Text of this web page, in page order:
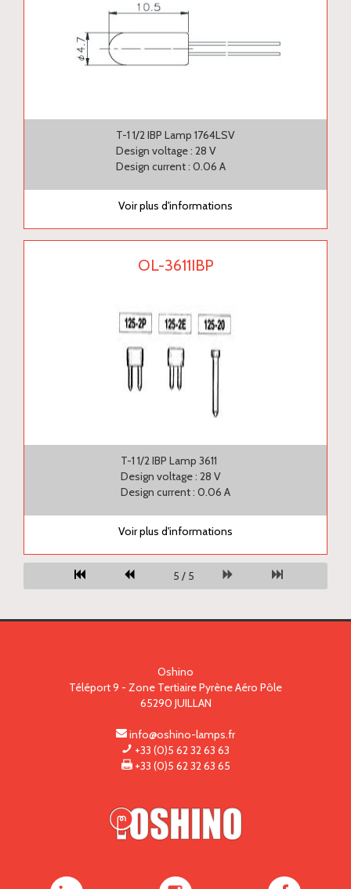
T-1 1/2 IBP Lamp 1764LSV
Design voltage : 28 V
Design current : 0.06 A
Voir plus d'informations
OL-3611IBP
T-1 1/2 IBP Lamp 3611
Design voltage : 28 V
Design current : 0.06 A
Voir plus d'informations
5 / 5
Oshino
Téléport 9 - Zone Tertiaire Pyrène Aéro Pôle
65290 JUILLAN
info@oshino-lamps.fr
+33 (0)5 62 32 63 63
+33 (0)5 62 32 63 65